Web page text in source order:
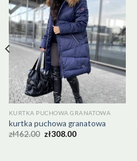
KURTKA PUCHOWA GRANATOWA
kurtka puchowa granatowa
zł462.00 zł308.00